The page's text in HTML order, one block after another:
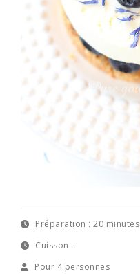
Préparation : 20 minutes
Cuisson :
Pour 4 personnes